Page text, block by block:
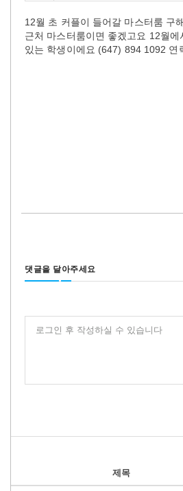
12월 초 커플이 들어갈 마스터룸 구
근처 마스터룸이면 좋겠고요 12월에
있는 학생이에요 (647) 894 1092 연
댓글을 달아주세요
로그인 후 작성하실 수 있습니다
제목